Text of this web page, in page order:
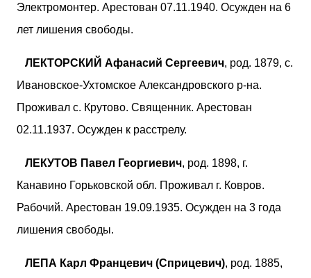
Электромонтер. Арестован 07.11.1940. Осужден на 6
лет лишения свободы.
ЛЕКТОРСКИЙ Афанасий Сергеевич, род. 1879, с.
Ивановское-Ухтомское Александровского р-на.
Проживал с. Крутово. Священник. Арестован
02.11.1937. Осужден к расстрелу.
ЛЕКУТОВ Павел Георгиевич, род. 1898, г.
Канавино Горьковской обл. Проживал г. Ковров.
Рабочий. Арестован 19.09.1935. Осужден на 3 года
лишения свободы.
ЛЕПА Карл Францевич (Сприцевич), род. 1885,